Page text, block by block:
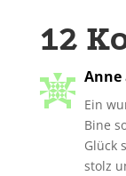
12
Anne
Ein
Bine
Glück
stolz